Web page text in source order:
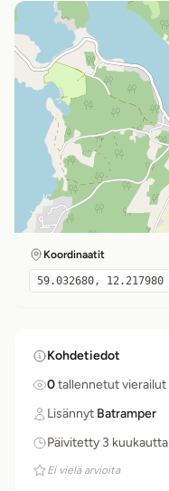
Koordinaatit
59.032680, 12.217980
Kohdetiedot
0tallennetut vierailut
Lisännyt Batramper
Päivitetty 3
Ei vielä arvioita